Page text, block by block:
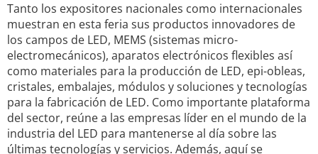
Tanto los expositores nacionales como internacionales
muestran en esta feria sus productos innovadores de
los campos de LED, MEMS (sistemas micro-
electromecánicos), aparatos electrónicos flexibles así
como materiales para la producción de LED, epi-obleas,
cristales, embalajes, módulos y soluciones y tecnologías
para la fabricación de LED. Como importante plataforma
del sector, reúne a las empresas líder en el mundo de la
industria del LED para mantenerse al día sobre las
últimas tecnologías y servicios. Además, aquí se